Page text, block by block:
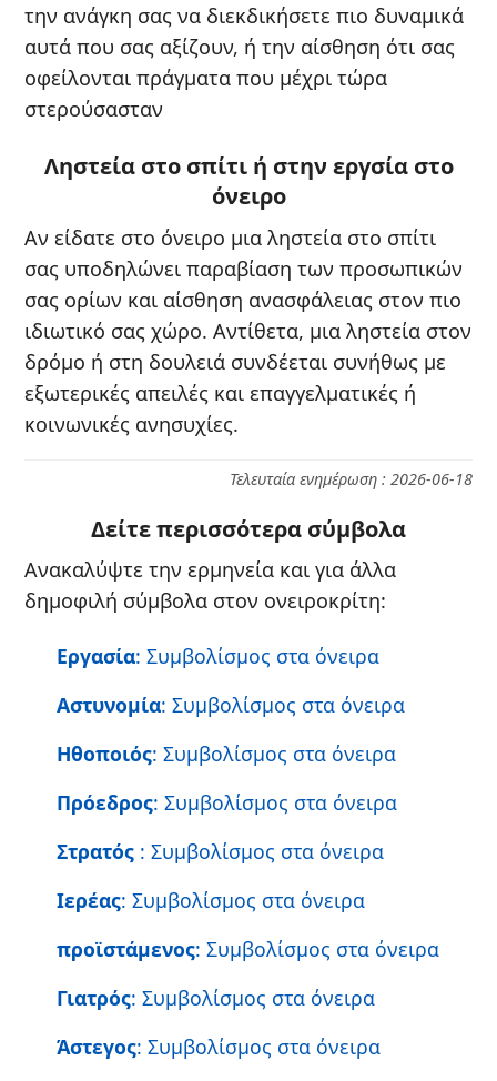
την ανάγκη σας να διεκδικήσετε πιο δυναμικά
αυτά που σας αξίζουν, ή την αίσθηση ότι σας
οφείλονται πράγματα που μέχρι τώρα
στερούσασταν
Ληστεία στο σπίτι ή στην εργσία στο
όνειρο
Αν είδατε στο όνειρο μια ληστεία στο σπίτι
σας υποδηλώνει παραβίαση των προσωπικών
σας ορίων και αίσθηση ανασφάλειας στον πιο
ιδιωτικό σας χώρο. Αντίθετα, μια ληστεία στον
δρόμο ή στη δουλειά συνδέεται συνήθως με
εξωτερικές απειλές και επαγγελματικές ή
κοινωνικές ανησυχίες.
Τελευταία ενημέρωση : 2026-06-18
Δείτε περισσότερα σύμβολα
Ανακαλύψτε την ερμηνεία και για άλλα
δημοφιλή σύμβολα στον ονειροκρίτη:
Εργασία: Συμβολίσμος στα όνειρα
Αστυνομία: Συμβολίσμος στα όνειρα
Ηθοποιός: Συμβολίσμος στα όνειρα
Πρόεδρος: Συμβολίσμος στα όνειρα
Στρατός : Συμβολίσμος στα όνειρα
Ιερέας: Συμβολίσμος στα όνειρα
προϊστάμενος: Συμβολίσμος στα όνειρα
Γιατρός: Συμβολίσμος στα όνειρα
Άστεγος: Συμβολίσμος στα όνειρα